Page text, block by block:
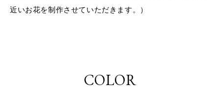
近いお花を制作させていただきます。）
COLOR